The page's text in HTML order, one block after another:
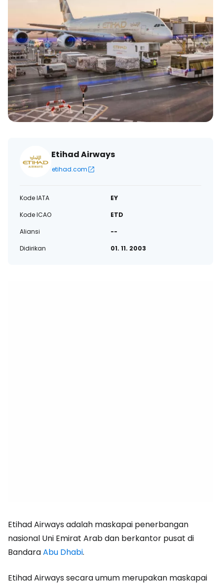
Etihad Airways
etihad.com
Kode IATA
EY
Kode ICAO
ETD
Aliansi
--
Didirikan
01. 11. 2003
Etihad Airways adalah maskapai penerbangan
nasional Uni Emirat Arab dan berkantor pusat di
BandaraAbu Dhabi.
Etihad Airways secara umum merupakan maskapai